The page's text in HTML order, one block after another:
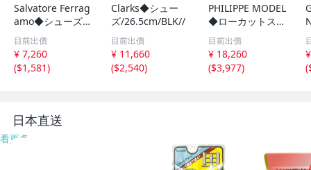
Salvatore Ferrag
amo◆シューズ/
-/BRW/スウェー
ド/12193//
目前出價
¥ 7,260
($1,581)
Clarks◆シュー
ズ/26.5cm/BLK//
目前出價
¥ 11,660
($2,540)
PHILIPPE MODEL
◆ローカットスニ
ーカー/-/KHK/M
NLUCF01//
目前出價
¥ 18,260
($3,977)
(
日本直送
看更多